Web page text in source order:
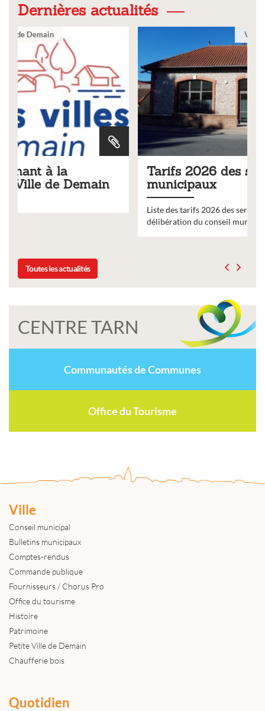
Dernières actualités
Tarifs 2026 des services
municipaux
Liste des tarifs 2026 des services municipaux,
délibération du conseil municipal du 19 décembre 2025
Toutes les actualités
CENTRE TARN
Communautés de Communes
Office du Tourisme
Ville
Conseil municipal
Bulletins municipaux
Comptes-rendus
Commande publique
Fournisseurs / Chorus Pro
Office du tourisme
Histoire
Patrimoine
Petite Ville de Demain
Chaufferie bois
Quotidien